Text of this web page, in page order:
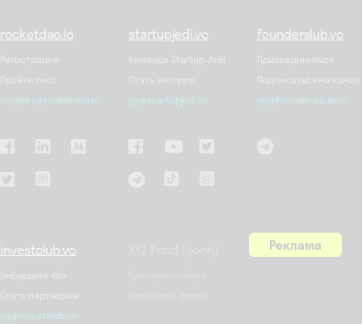
rocketdao.io
Регистрация
Пройти тест
support@rocketdao.io
startupjedi.vc
Команда Startup Jedi
Стать автором
yo@startupjedi.vc
founderslub.vc
Присоединиться
Подписаться на канал
yo@foundersclub.vc
investclub.vc
Онбординг-бот
Стать партнером
yo@investclub.vc
Реклама